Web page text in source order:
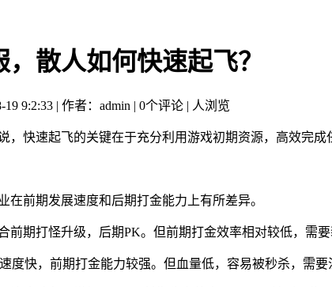
散人如何快速起飞？
9:2:33 | 作者：admin | 0个评论 | 人浏览
，快速起飞的关键在于充分利用游戏初期资源，高效完
前期发展速度和后期打金能力上有所差异。
前期打怪升级，后期PK。但前期打金效率相对较低，需
度快，前期打金能力较强。但血量低，容易被秒杀，需